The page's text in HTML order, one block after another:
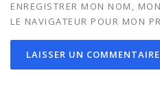
ENREGISTRER MON NOM,
LE NAVIGATEUR POUR MON